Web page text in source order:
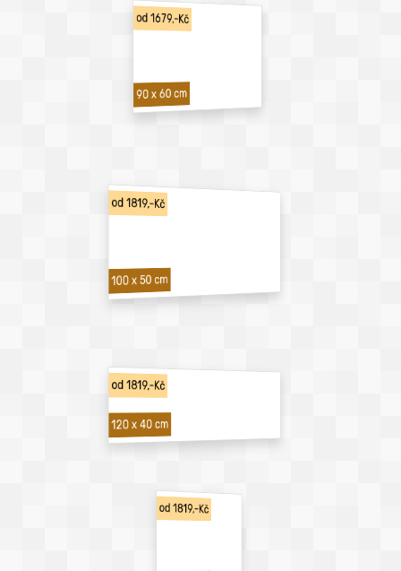
od 1679,-Kč
90 x 60 cm
od 1819,-Kč
100 x 50 cm
od 1819,-Kč
120 x 40 cm
od 1819,-Kč